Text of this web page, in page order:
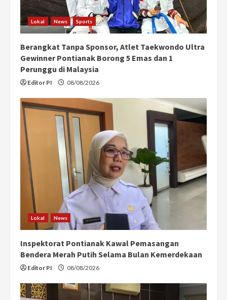
Lokal News Sports
Berangkat Tanpa Sponsor, Atlet Taekwondo Ultra
Gewinner Pontianak Borong 5 Emas dan 1
Perunggu di Malaysia
Editor PI 08/08/2026
Lokal News
Inspektorat Pontianak Kawal Pemasangan
Bendera Merah Putih Selama Bulan Kemerdekaan
Editor PI 08/08/2026